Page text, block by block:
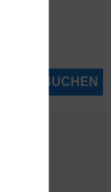
JETZT BUCHEN